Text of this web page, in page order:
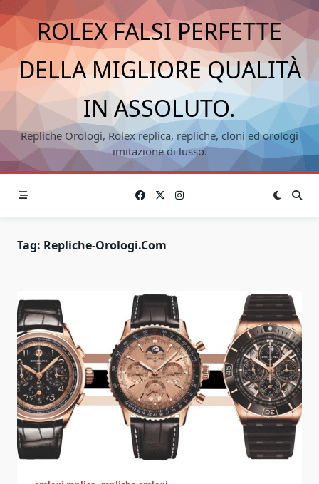
Skip
to
contentROLEX FALSI PERFETTE
DELLA MIGLIORE QUALITÀ
IN ASSOLUTO.
Repliche Orologi, Rolex replica, repliche, cloni ed orologi
imitazione di lusso.
Tag: Repliche-Orologi.com